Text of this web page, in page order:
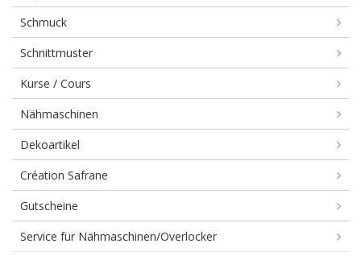
Schmuck
Schnittmuster
Kurse / Cours
Nähmaschinen
Dekoartikel
Création Safrane
Gutscheine
Service für Nähmaschinen/Overlocker